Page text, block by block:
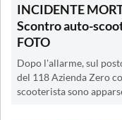
INCIDENTE
Scontro auto-
FOTO
Dopo l'allarme, sul
del 118 Azienda Zero
scooterista sono